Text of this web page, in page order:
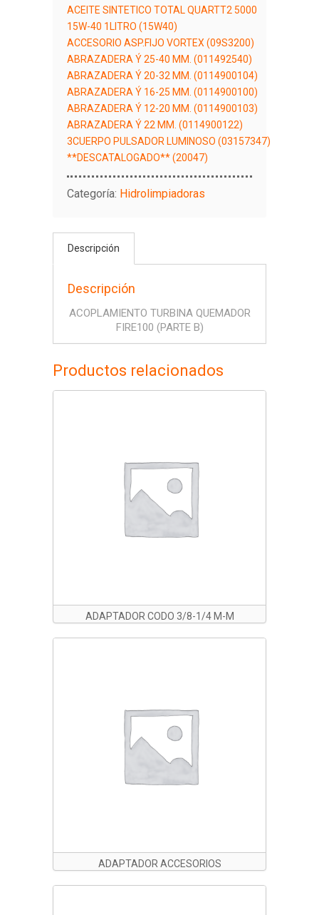
ACEITE SINTETICO TOTAL QUARTT2 5000
15W-40 1LITRO (15W40)
ACCESORIO ASP.FIJO VORTEX (09S3200)
ABRAZADERA Ý 25-40 MM. (011492540)
ABRAZADERA Ý 20-32 MM. (0114900104)
ABRAZADERA Ý 16-25 MM. (0114900100)
ABRAZADERA Ý 12-20 MM. (0114900103)
ABRAZADERA Ý 22 MM. (0114900122)
3CUERPO PULSADOR LUMINOSO (03157347)
**DESCATALOGADO** (20047)
Categoría: Hidrolimpiadoras
Descripción
Descripción
ACOPLAMIENTO TURBINA QUEMADOR
FIRE100 (PARTE B)
Productos relacionados
ADAPTADOR CODO 3/8-1/4 M-M
ADAPTADOR ACCESORIOS